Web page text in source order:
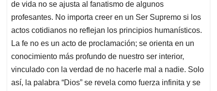
de vida no se ajusta al fanatismo de algunos
profesantes. No importa creer en un Ser Supremo si los
actos cotidianos no reflejan los principios humanísticos.
La fe no es un acto de proclamación; se orienta en un
conocimiento más profundo de nuestro ser interior,
vinculado con la verdad de no hacerle mal a nadie. Solo
así, la palabra “Dios” se revela como fuerza infinita y se